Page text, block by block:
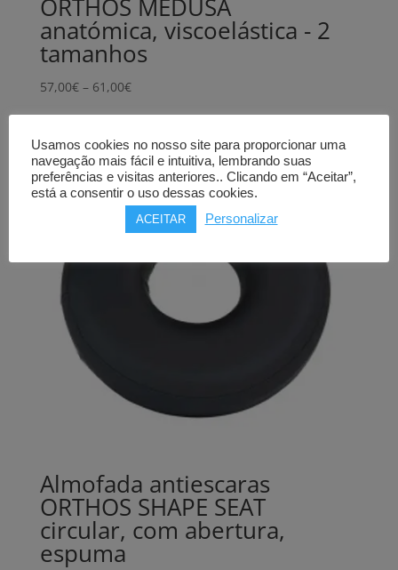
ORTHOS MEDUSA
anatómica, viscoelástica - 2
tamanhos
57,00€ – 61,00€Price
through
61,00€
Almofada antiescaras
ORTHOS SHAPE SEAT
circular, com abertura,
espuma
Usamos cookies no nosso site para proporcionar uma
navegação mais fácil e intuitiva, lembrando suas
preferências e visitas anteriores.. Clicando em “Aceitar”,
está a consentir o uso dessas cookies.
ACEITAR Personalizar